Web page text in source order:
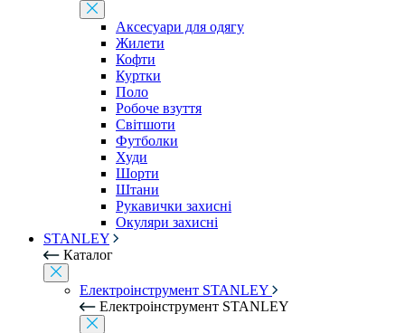
Аксесуари для одягу
Жилети
Кофти
Куртки
Поло
Робоче взуття
Світшоти
Футболки
Худи
Шорти
Штани
Рукавички захисні
Окуляри захисні
STANLEY
Каталог
Електроінструмент STANLEY
Електроінструмент STANLEY